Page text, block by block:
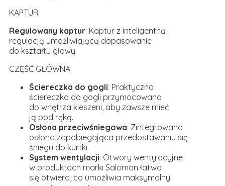
KAPTUR
Regulowany kaptur: Kaptur z inteligentną
regulacją umożliwiającą dopasowanie
do kształtu głowy.
CZĘŚĆ GŁÓWNA
Ściereczka do gogli: Praktyczna
ściereczka do gogli przymocowana
do wnętrza kieszeni, aby zawsze mieć
ją pod ręką.
Osłona przeciwśniegowa: Zintegrowana
osłona zapobiegająca przedostawaniu się
śniegu do kurtki.
System wentylacji: Otwory wentylacyjne
w produktach marki Salomon łatwo
się otwiera, co umożliwia maksymalny